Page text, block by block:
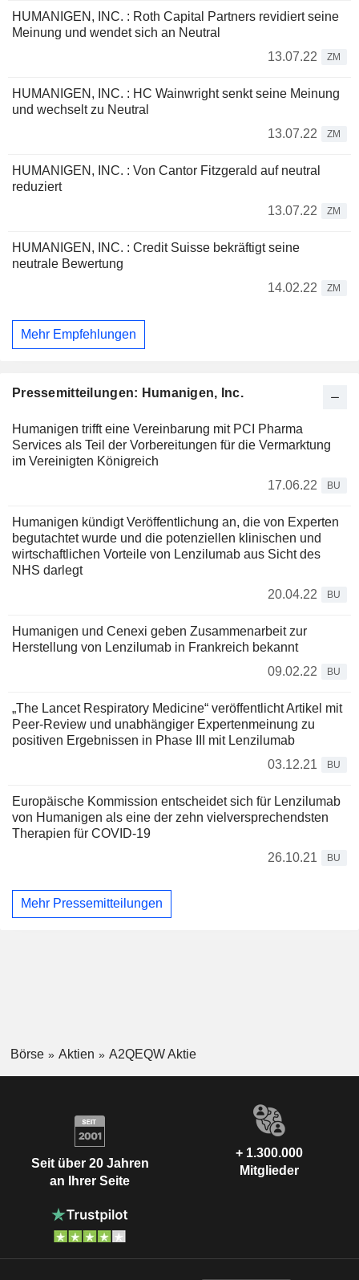
HUMANIGEN, INC. : Roth Capital Partners revidiert seine
Meinung und wendet sich an Neutral
13.07.22
ZM
HUMANIGEN, INC. : HC Wainwright senkt seine Meinung
und wechselt zu Neutral
13.07.22
ZM
HUMANIGEN, INC. : Von Cantor Fitzgerald auf neutral
reduziert
13.07.22
ZM
HUMANIGEN, INC. : Credit Suisse bekräftigt seine
neutrale Bewertung
14.02.22
ZM
Mehr Empfehlungen
Pressemitteilungen: Humanigen, Inc.
Humanigen trifft eine Vereinbarung mit PCI Pharma
Services als Teil der Vorbereitungen für die Vermarktung
im Vereinigten Königreich
17.06.22
BU
Humanigen kündigt Veröffentlichung an, die von Experten
begutachtet wurde und die potenziellen klinischen und
wirtschaftlichen Vorteile von Lenzilumab aus Sicht des
NHS darlegt
20.04.22
BU
Humanigen und Cenexi geben Zusammenarbeit zur
Herstellung von Lenzilumab in Frankreich bekannt
09.02.22
BU
„The Lancet Respiratory Medicine“ veröffentlicht Artikel mit
Peer-Review und unabhängiger Expertenmeinung zu
positiven Ergebnissen in Phase III mit Lenzilumab
03.12.21
BU
Europäische Kommission entscheidet sich für Lenzilumab
von Humanigen als eine der zehn vielversprechendsten
Therapien für COVID-19
26.10.21
BU
Mehr Pressemitteilungen
Börse Aktien A2QEQW Aktie
Seit über 20 Jahren
an Ihrer Seite
+ 1.300.000
Mitglieder